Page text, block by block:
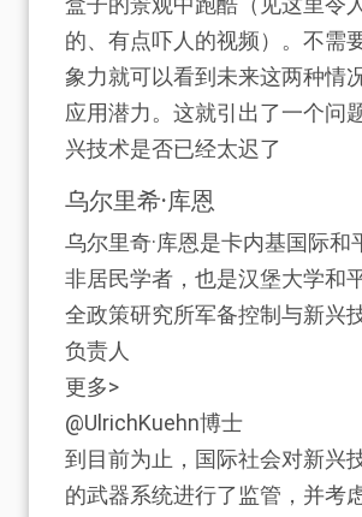
的、有点吓人的视频）。不需
象力就可以看到未来这两种情
应用潜力。这就引出了一个问
兴技术是否已经太迟了
乌尔里希·库恩
乌尔里奇·库恩是卡内基国际和
非居民学者，也是汉堡大学和
全政策研究所军备控制与新兴
负责人
更多>
@UlrichKuehn博士
到目前为止，国际社会对新兴
的武器系统进行了监管，并考